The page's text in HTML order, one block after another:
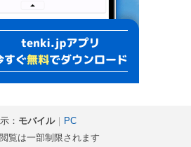
： モバイル｜ PC
覧は一部制限されます